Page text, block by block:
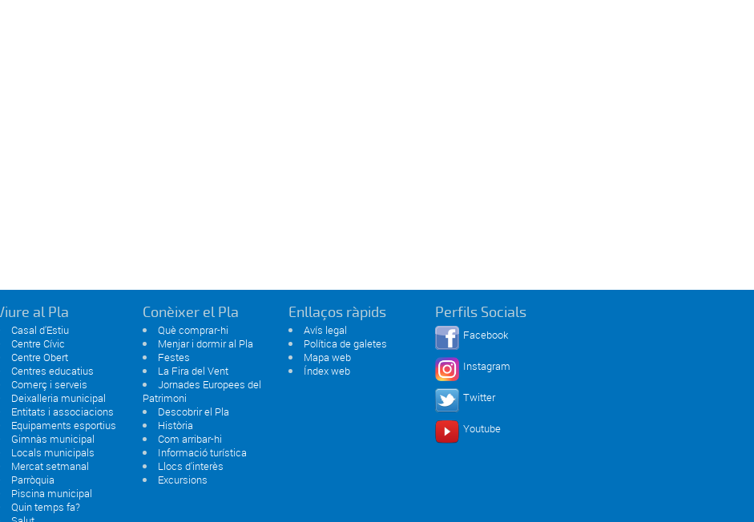
al Pla
Casal d'Estiu
Centre Cívic
Centre Obert
Centres educatius
Comerç i serveis
Deixalleria municipal
Entitats i associacions
Equipaments esportius
Gimnàs municipal
Locals municipals
Mercat setmanal
Parròquia
Piscina municipal
Quin temps fa?
Conèixer el Pla
Què comprar-hi
Menjar i dormir al Pla
Festes
La Fira del Vent
Jornades Europees del
Patrimoni
Descobrir el Pla
Història
Com arribar-hi
Informació turística
Llocs d'interès
Excursions
Enllaços ràpids
Avís legal
Política de galetes
Mapa web
Índex web
Perfils Socials
Facebook
Instagram
Twitter
Youtube